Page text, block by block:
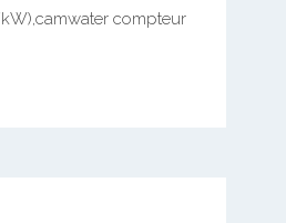
compteur